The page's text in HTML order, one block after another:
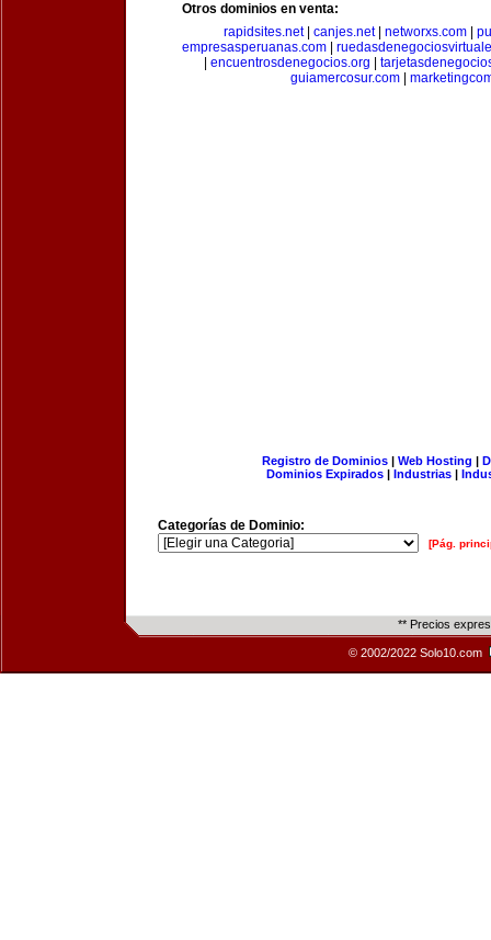
Otros dominios en venta:
rapidsites.net| canjes.net| networxs.com
empresasperuanas.com
encuentrosdenegocios.org
guiamercosur.com
Registro de Dominios| Web Hosting |
Dominios Expirados | Industrias |
Categorías de Dominio:
[Pág.
** Precios
© 2002/2022 Solo10.com